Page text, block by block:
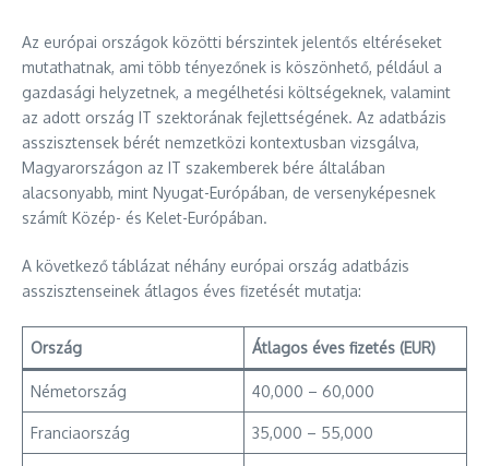
Az európai országok közötti bérszintek jelentős eltéréseket
mutathatnak, ami több tényezőnek is köszönhető, például a
gazdasági helyzetnek, a megélhetési költségeknek, valamint
az adott ország IT szektorának fejlettségének. Az adatbázis
asszisztensek bérét nemzetközi kontextusban vizsgálva,
Magyarországon az IT szakemberek bére általában
alacsonyabb, mint Nyugat-Európában, de versenyképesnek
számít Közép- és Kelet-Európában.
A következő táblázat néhány európai ország adatbázis
asszisztenseinek átlagos éves fizetését mutatja:
Ország Átlagos éves fizetés (EUR)
Németország 40,000 – 60,000
Franciaország 35,000 – 55,000